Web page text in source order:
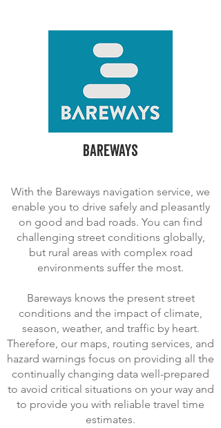
BAREWAYS
With the Bareways navigation service, we
enable you to drive safely and pleasantly
on good and bad roads. You can find
challenging street conditions globally,
but rural areas with complex road
environments suffer the most.
Bareways knows the present street
conditions and the impact of climate,
season, weather, and traffic by heart.
Therefore, our maps, routing services, and
hazard warnings focus on providing all the
continually changing data well-prepared
to avoid critical situations on your way and
to provide you with reliable travel time
estimates.